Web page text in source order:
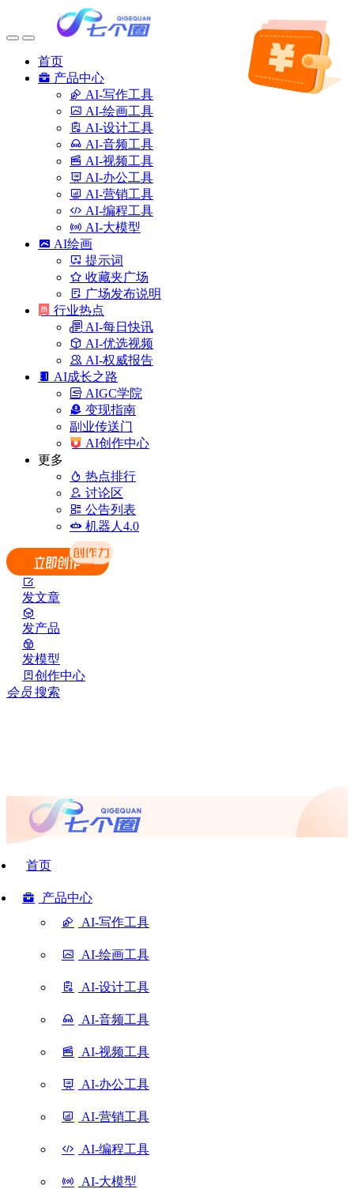
首页
产品中心
AI-写作工具
AI-绘画工具
AI-设计工具
AI-音频工具
AI-视频工具
AI-办公工具
AI-营销工具
AI-编程工具
AI-大模型
AI绘画
提示词
收藏夹广场
广场发布说明
行业热点
AI-每日快讯
AI-优选视频
AI-权威报告
AI成长之路
AIGC学院
变现指南
副业传送门
AI创作中心
更多
热点排行
讨论区
公告列表
机器人4.0
发文章
发产品
发模型
创作中心
会员 搜索
首页
产品中心
AI-写作工具
AI-绘画工具
AI-设计工具
AI-音频工具
AI-视频工具
AI-办公工具
AI-营销工具
AI-编程工具
AI-大模型